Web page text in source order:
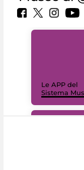
Le APP del
Sistema